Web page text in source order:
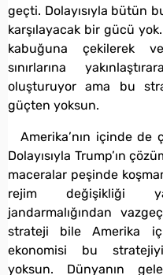
geçti. Dolayısıyla bütün
karşılayacak bir gücü
kabuğuna çekilerek
sınırlarına
oluşturuyor ama bu
güçten yoksun.
Amerika’nın içinde de
Dolayısıyla Trump’ın
maceralar peşinde
rejim değişikliği
jandarmalığından
strateji bile Amerika
ekonomisi bu stratejiyi
yoksun. Dünyanın